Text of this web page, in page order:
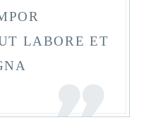
LABORE ET